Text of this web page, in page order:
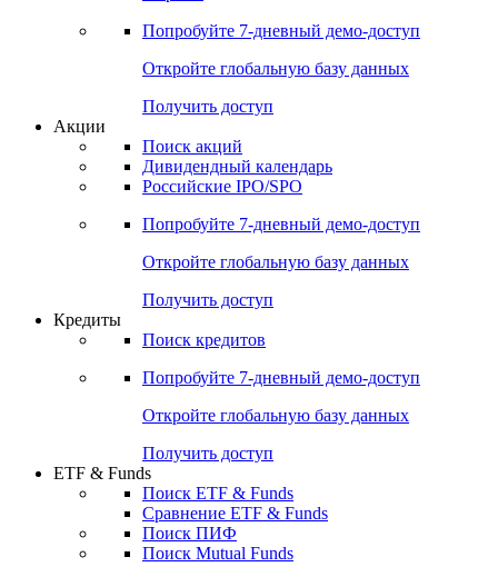
Cbonds Pages
Опросы
Попробуйте7-дневный
Откройте глобальную базу данных
Получить доступ
Поиск акций
Российские IPO/SPO
Попробуйте7-дневный
Откройте глобальную базу данных
Получить доступ
Поиск кредитов
Попробуйте7-дневный
Откройте глобальную базу данных
Получить доступ
ETF & Funds